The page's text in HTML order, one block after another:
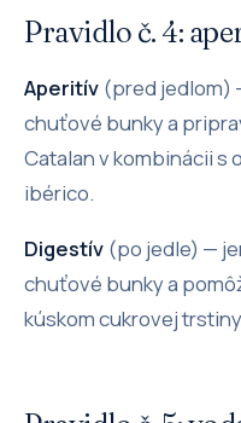
Pravidlo č. 4:
Aperitív (pred jedlom)
chuťové bunky a
Catalan v kombinácii s
ibérico.
Digestív (po jedle) —
chuťové bunky a
kúskom cukrovej